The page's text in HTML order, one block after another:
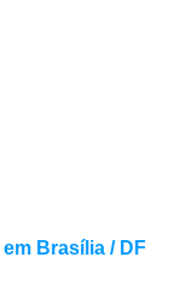
em Brasília / DF